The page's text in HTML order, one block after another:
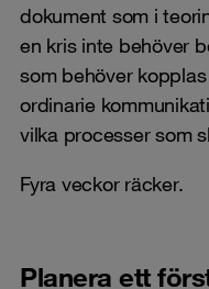
dokument som i
en kris inte behöver
som behöver
ordinarie
vilka processer som
Fyra veckor räcker.
Planera ett